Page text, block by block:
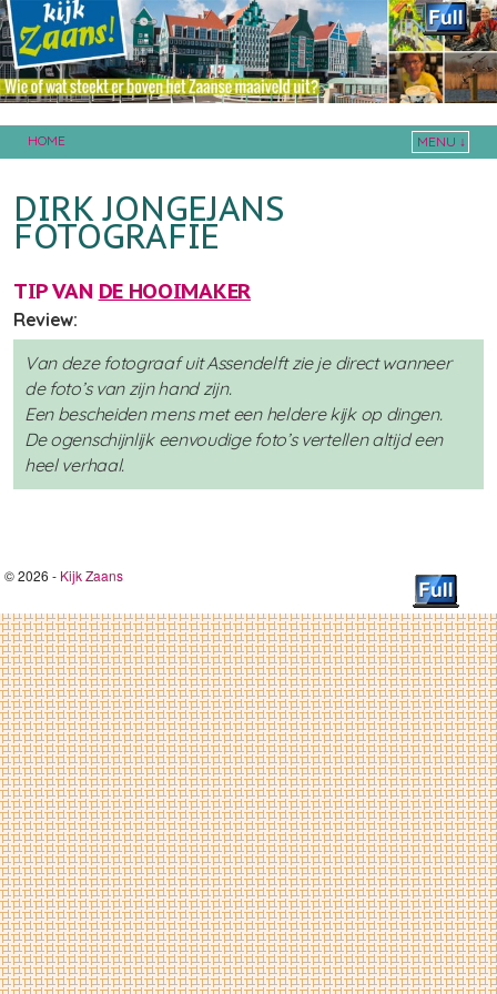
HOME
MENU ↓
DIRK JONGEJANS
FOTOGRAFIE
TIP VAN DE HOOIMAKER
Review:
Van deze fotograaf uit Assendelft zie je direct wanneer
de foto’s van zijn hand zijn.
Een bescheiden mens met een heldere kijk op dingen.
De ogenschijnlijk eenvoudige foto’s vertellen altijd een
heel verhaal.
© 2026 - Kijk Zaans